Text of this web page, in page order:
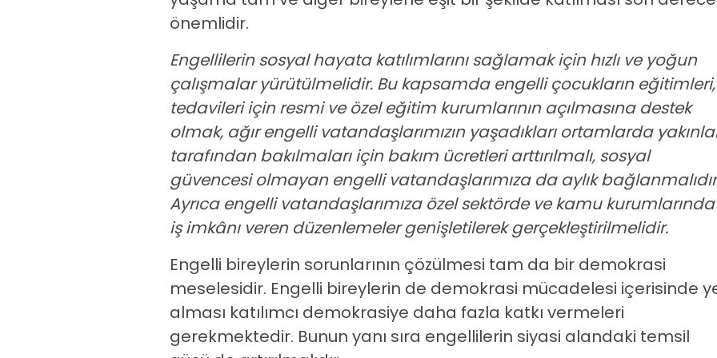
önemlidir.
Engellilerin sosyal hayata katılımlarını sağlamak için hızlı ve yoğun
çalışmalar yürütülmelidir. Bu kapsamda engelli çocukların eğitimleri,
tedavileri için resmi ve özel eğitim kurumlarının açılmasına destek
olmak, ağır engelli vatandaşlarımızın yaşadıkları ortamlarda
tarafından bakılmaları için bakım ücretleri arttırılmalı, sosyal
güvencesi olmayan engelli vatandaşlarımıza da aylık
Ayrıca engelli vatandaşlarımıza özel sektörde ve kamu kurumlarında
iş imkânı veren düzenlemeler genişletilerek gerçekleştirilmelidir.
Engelli bireylerin sorunlarının çözülmesi tam da bir demokrasi
meselesidir. Engelli bireylerin de demokrasi mücadelesi içerisinde
alması katılımcı demokrasiye daha fazla katkı vermeleri
gerekmektedir. Bunun yanı sıra engellilerin siyasi alandaki temsil